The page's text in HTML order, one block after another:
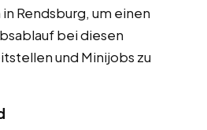
Rendsburg, um einen
bei diesen
und Minijobs zu